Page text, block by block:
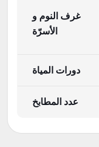
غرف النوم و
الأسرّة
دورات المياة
عدد المطابخ